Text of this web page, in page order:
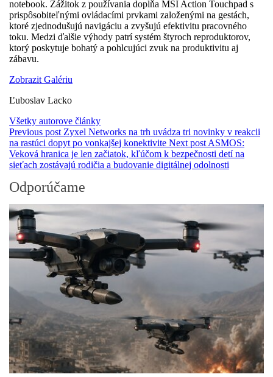
notebook. Zážitok z používania dopĺňa MSI Action Touchpad s
prispôsobiteľnými ovládacími prvkami založenými na gestách,
ktoré zjednodušujú navigáciu a zvyšujú efektivitu pracovného
toku. Medzi ďalšie výhody patrí systém štyroch reproduktorov,
ktorý poskytuje bohatý a pohlcujúci zvuk na produktivitu aj
zábavu.
Zobrazit Galériu
Ľuboslav Lacko­
Všetky autorove články
Previous post Zyxel Networks na trh uvádza tri novinky v reakcii
na rastúci dopyt po vonkajšej konektivite Next post ASMOS:
Veková hranica je len začiatok, kľúčom k bezpečnosti detí na
sieťach zostávajú rodičia a budovanie digitálnej odolnosti
Odporúčame